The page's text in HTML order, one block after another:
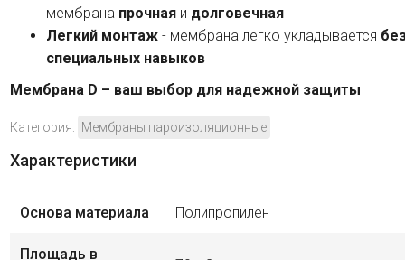
мембрана прочная и долговечная
Легкий монтаж - мембрана легко укладывается
специальных навыков
Мембрана D – ваш выбор для надежной защиты
Категория: Мембраны пароизоляционные
Характеристики
Основа материала Полипропилен
Площадь в